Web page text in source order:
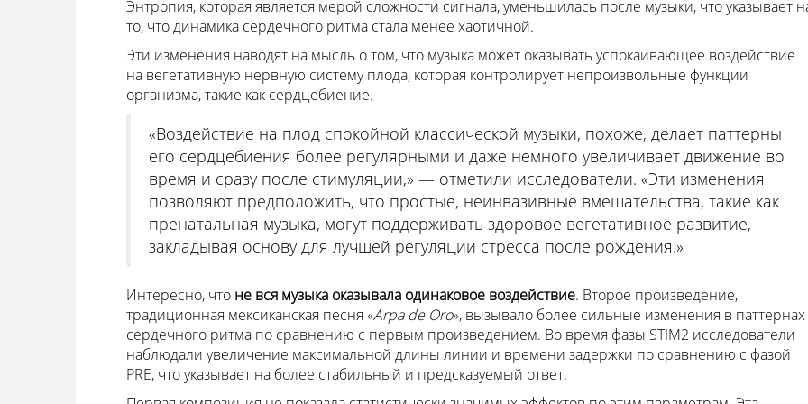
Энтропия, которая является мерой сложности сигнала, уменьшилась после музыки, что указывает
то, что динамика сердечного ритма стала менее хаотичной.
Эти изменения наводят на мысль о том, что музыка может оказывать успокаивающее воздействие
на вегетативную нервную систему плода, которая контролирует непроизвольные функции
организма, такие как сердцебиение.
«Воздействие на плод спокойной классической музыки, похоже, делает паттерны
его сердцебиения более регулярными и даже немного увеличивает движение во
время и сразу после стимуляции,» — отметили исследователи. «Эти изменения
позволяют предположить, что простые, неинвазивные вмешательства, такие как
пренатальная музыка, могут поддерживать здоровое вегетативное развитие,
закладывая основу для лучшей регуляции стресса после рождения.»
Интересно, что не вся музыка оказывала одинаковое воздействие. Второе произведение,
традиционная мексиканская песня «Arpa de Oro», вызывало более сильные изменения в паттернах
сердечного ритма по сравнению с первым произведением. Во время фазы STIM2 исследователи
наблюдали увеличение максимальной длины линии и времени задержки по сравнению с фазой
PRE, что указывает на более стабильный и предсказуемый ответ.